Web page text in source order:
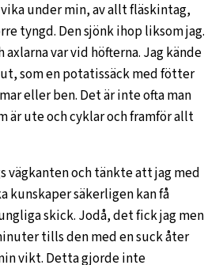
under min, av allt fläskintag,
tyngd. Den sjönk ihop liksom jag.
axlarna var vid höfterna. Jag kände
som en potatissäck med fötter
eller ben. Det är inte ofta man
är ute och cyklar och framför allt
vägkanten och tänkte att jag med
kunskaper säkerligen kan få
skick. Jodå, det fick jag men
tills den med en suck åter
vikt. Detta gjorde inte